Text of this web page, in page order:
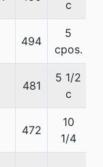
c
494
5
cpos.
481
5 1/2
c
472
10
1/4